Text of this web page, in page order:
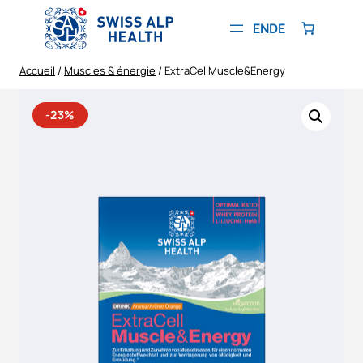
contenu
ENDE
Accueil / Muscles & énergie / ExtraCellMuscle&Energy
-23%